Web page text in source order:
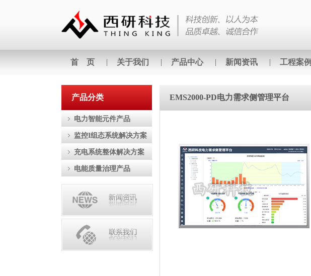
首 页 关于我们 产品中心 新闻资讯 工程案例
产品分类
电力智能元件产品
监控I组态系统解决方案
充电系统整体解决方案
电能质量治理产品
EMS2000-PD电力需求侧管理平台